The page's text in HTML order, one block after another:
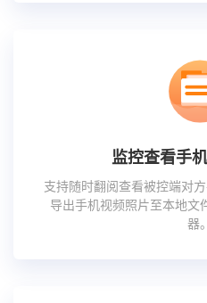
监控查看手
支持随时翻阅查看被控端对
导出手机视频照片至本地文
器。